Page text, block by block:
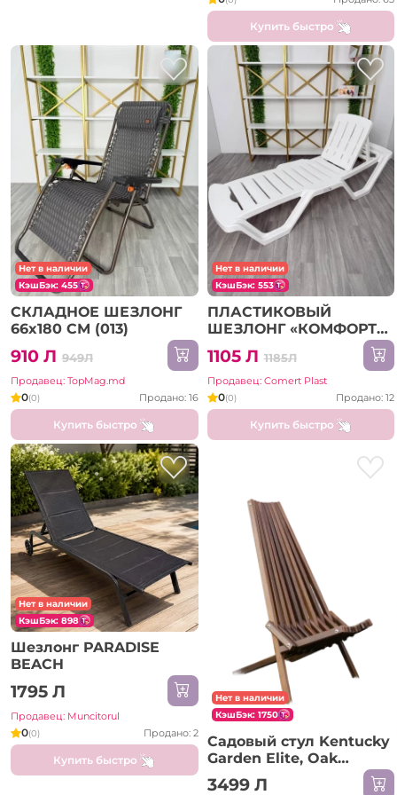
Купить быстро
Нет в наличии
КэшБэк: 455
СКЛАДНОЕ ШЕЗЛОНГ
66x180 СМ (013)
910 Л 949Л
Продавец: TopMag.md
0(0) Продано: 16
Купить быстро
Нет в наличии
КэшБэк: 553
ПЛАСТИКОВЫЙ
ШЕЗЛОНГ «КОМФОРТ»
1105 Л 1185Л
Продавец: Comert Plast
0(0) Продано: 12
Купить быстро
Нет в наличии
КэшБэк: 898
Шезлонг PARADISE
BEACH
1795 Л
Продавец: Muncitorul
0(0) Продано: 2
Купить быстро
Нет в наличии
КэшБэк: 1750
Садовый стул Kentucky
Garden Elite, Oak
Artisan
3499 Л